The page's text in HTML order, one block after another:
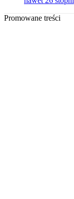
Promowane treści